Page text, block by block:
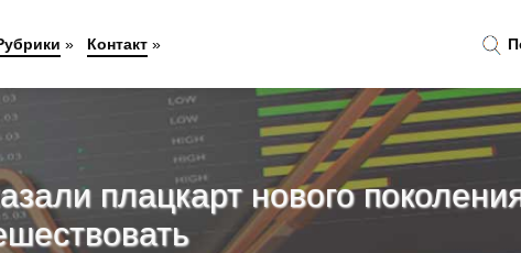
плацкарт нового
» Контакт»